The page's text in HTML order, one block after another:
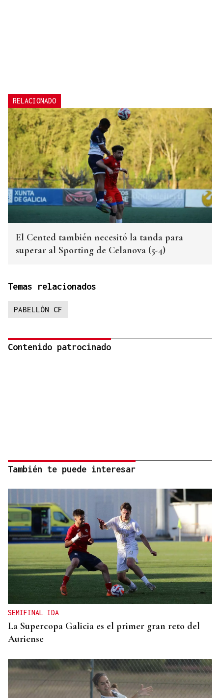
RELACIONADO
El Cented también necesitó la tanda para
superar al Sporting de Celanova (5-4)
Temas relacionados
PABELLÓN CF
Contenido patrocinado
También te puede interesar
SEMIFINAL IDA
La Supercopa Galicia es el primer gran reto del
Auriense